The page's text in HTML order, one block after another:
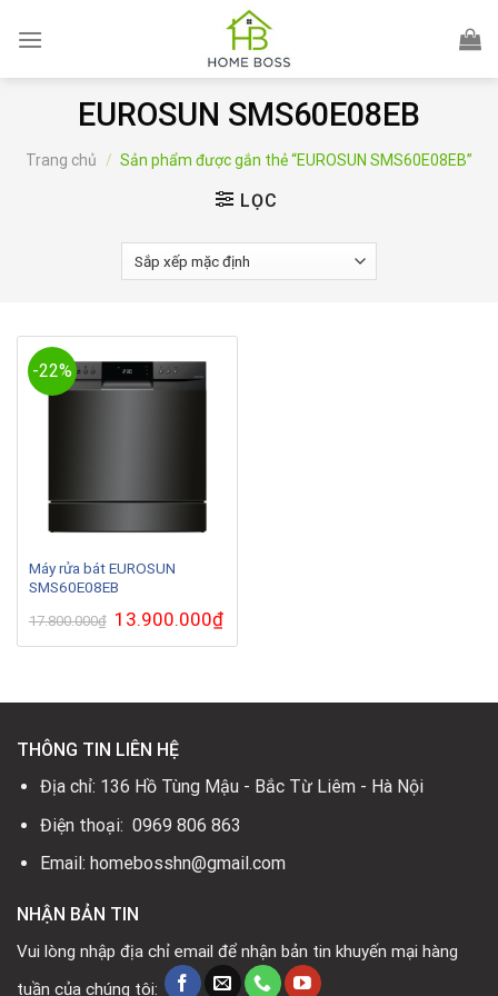
EUROSUN SMS60E08EB
Trang chủ / Sản phẩm được gắn thẻ “EUROSUN SMS60E08EB”
LỌC
-22%
Máy rửa bát EUROSUN
SMS60E08EB
17.800.000₫ Giá
gốc
là:
13.900.000₫Giá
hiện
tại
THÔNG TIN LIÊN HỆ
Địa chỉ: 136 Hồ Tùng Mậu - Bắc Từ Liêm - Hà Nội
Điện thoại: 0969 806 863
Email: homebosshn@gmail.com
NHẬN BẢN TIN
Vui lòng nhập địa chỉ email để nhận bản tin khuyến mại hàng
tuần của chúng tôi: